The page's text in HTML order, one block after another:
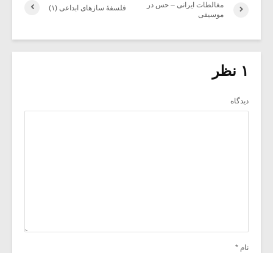
فلسفۀ سازهای ابداعی (۱)
مغالطات ایرانی – حس در
موسیقی
۱ نظر
دیدگاه
نام *